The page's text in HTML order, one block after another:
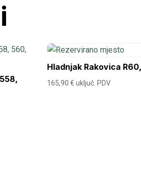
Hladnjak Rakovica
165,90€ uključ. PDV